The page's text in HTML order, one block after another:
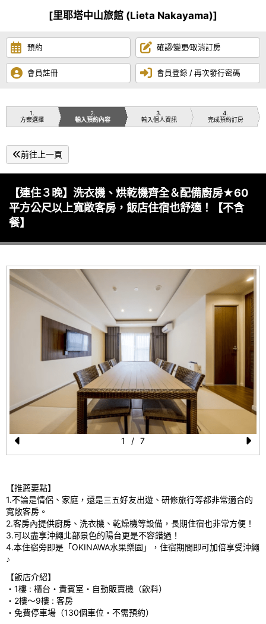
[里耶塔中山旅館 (Lieta Nakayama)]
預約 確認∕變更∕取消訂房
會員註冊 會員登錄 / 再次發行密碼
1
方案選擇
2
輸入預約內容
3
輸入個人資訊
4
完成預約訂房
前往上一頁
【連住３晚】洗衣機、烘乾機齊全＆配備廚房★60
平方公尺以上寬敞客房，飯店住宿也舒適！【不含
餐】
Pr
vi
o
u
s
N
1 / 7
【推薦要點】
1.不論是情侶、家庭，還是三五好友出遊、研修旅行等都非常適合的
寬敞客房。
2.客房內提供廚房、洗衣機、乾燥機等設備，長期住宿也非常方便！
3.可以盡享沖繩北部景色的陽台更是不容錯過！
4.本住宿旁即是「OKINAWA水果樂園」，住宿期間即可加倍享受沖繩
♪
【飯店介紹】
・1樓 : 櫃台・貴賓室・自動販賣機（飲料）
・2樓～9樓 : 客房
・免費停車場（130個車位・不需預約）